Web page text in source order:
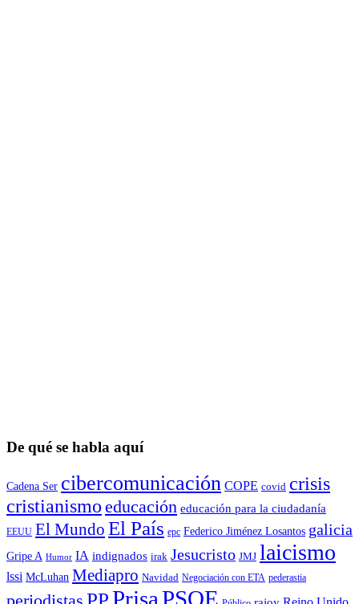
De qué se habla aquí
Cadena Ser cibercomunicación COPE covid crisis
cristianismo educación educación para la ciudadaní­a
EEUU El Mundo El País epc Federico Jiménez Losantos galicia
Gripe A Humor IA indignados irak Jesucristo JMJ laicismo
lssi McLuhan Mediapro Navidad Negociación con ETA pederastia
PPPrisaPSOE